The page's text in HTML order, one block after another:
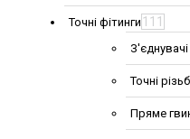
Точні фітинги 111
Точні
Пряме